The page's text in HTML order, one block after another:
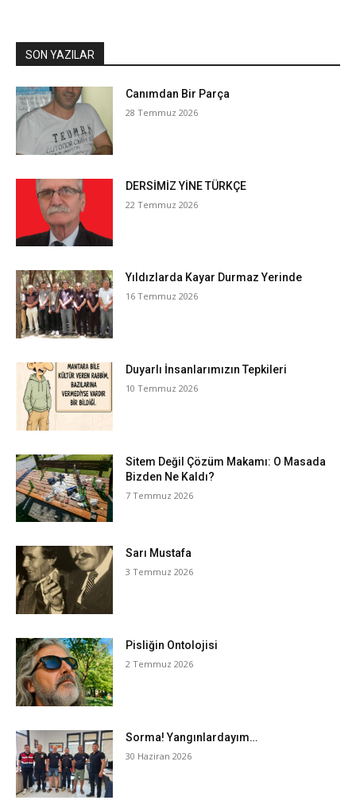
SON YAZILAR
Canımdan Bir Parça
28 Temmuz 2026
DERSİMİZ YİNE TÜRKÇE
22 Temmuz 2026
Yıldızlarda Kayar Durmaz Yerinde
16 Temmuz 2026
Duyarlı İnsanlarımızın Tepkileri
10 Temmuz 2026
Sitem Değil Çözüm Makamı: O Masada
Bizden Ne Kaldı?
7 Temmuz 2026
Sarı Mustafa
3 Temmuz 2026
Pisliğin Ontolojisi
2 Temmuz 2026
Sorma! Yangınlardayım…
30 Haziran 2026